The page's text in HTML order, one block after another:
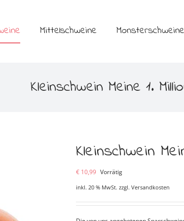
Mittelschweine Monsterschweine
Kleinschwein Meine 1.
Kleinschwein
€ 10,99 Vorrätig
inkl. 20 % MwSt. zzgl. Versandkosten